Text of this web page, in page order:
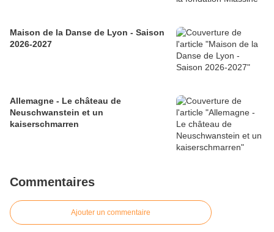
Maison de la Danse de Lyon - Saison
2026-2027
Allemagne - Le château de
Neuschwanstein et un
kaiserschmarren
Commentaires
Ajouter un commentaire